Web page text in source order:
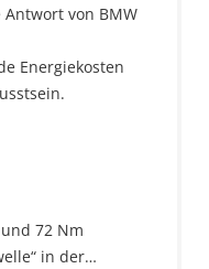
von BMW
Energiekosten
72 Nm
in der…